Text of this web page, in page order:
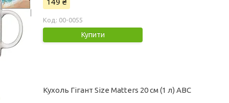
00-0055
Купити
Кухоль Гігант Size Matters 20 см (1 л) ABC